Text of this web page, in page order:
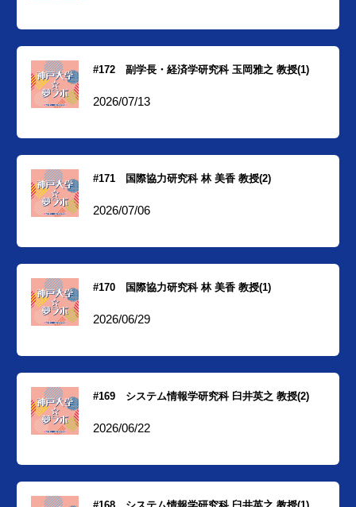
#172 副学長・経済学研究科 玉岡雅之 教授(1)
2026/07/13
#171 国際協力研究科 林 美香 教授(2)
2026/07/06
#170 国際協力研究科 林 美香 教授(1)
2026/06/29
#169 システム情報学研究科 臼井英之 教授(2)
2026/06/22